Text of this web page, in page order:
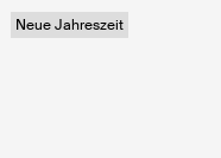
Neue Jahreszeit